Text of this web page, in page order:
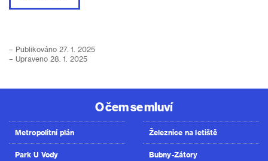
– Publikováno 27. 1. 2025
– Upraveno 28. 1. 2025
O čem se mluví
Metropolitní plán
Park U Vody
Železnice na letiště
Bubny-Zátory